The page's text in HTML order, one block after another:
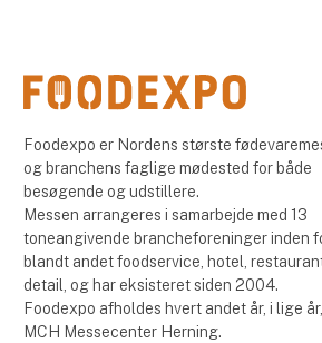
Foodexpo er Nordens største
og branchens faglige mødested for både
besøgende og udstillere.
Messen arrangeres i samarbejde med 13
toneangivende brancheforeninger inden
blandt andet foodservice, hotel,
detail, og har eksisteret siden 2004.
Foodexpo afholdes hvert andet år, i lige
MCH Messecenter Herning.